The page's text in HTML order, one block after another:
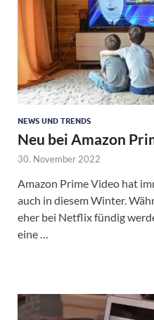
NEWS UND TRENDS
Neu bei Amazon
30. November 2022
Amazon Prime Video hat
auch in diesem Winter.
eher bei Netflix fündig
eine …